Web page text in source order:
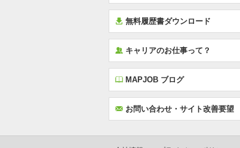
í 無料履歴書ダウンロード
‰ キャリアのお仕事って？
E MAPJOB ブログ
F お問い合わせ・サイト改善要望